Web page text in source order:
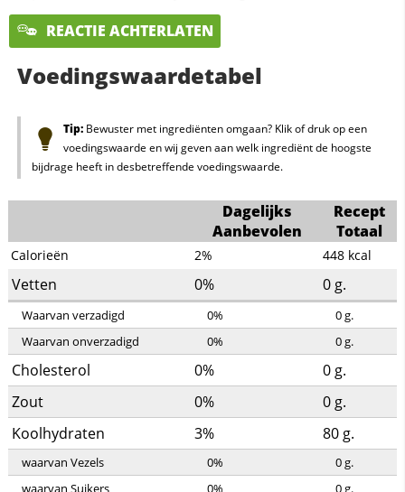
REACTIE ACHTERLATEN
Voedingswaardetabel
Tip:Bewuster met ingrediënten omgaan? Klik of druk op een
voedingswaarde en wij geven aan welk ingrediënt de hoogste
bijdrage heeft in desbetreffende voedingswaarde.
Dagelijks
Aanbevolen
Recept
Totaal
Calorieën 2% 448 kcal
Vetten 0% 0g.
Waarvan verzadigd 0% 0g.
Waarvan onverzadigd
0% 0g.
Cholesterol 0% 0g.
Zout
0% 0g.
Koolhydraten
3% 80g.
waarvan Vezels 0% 0g.